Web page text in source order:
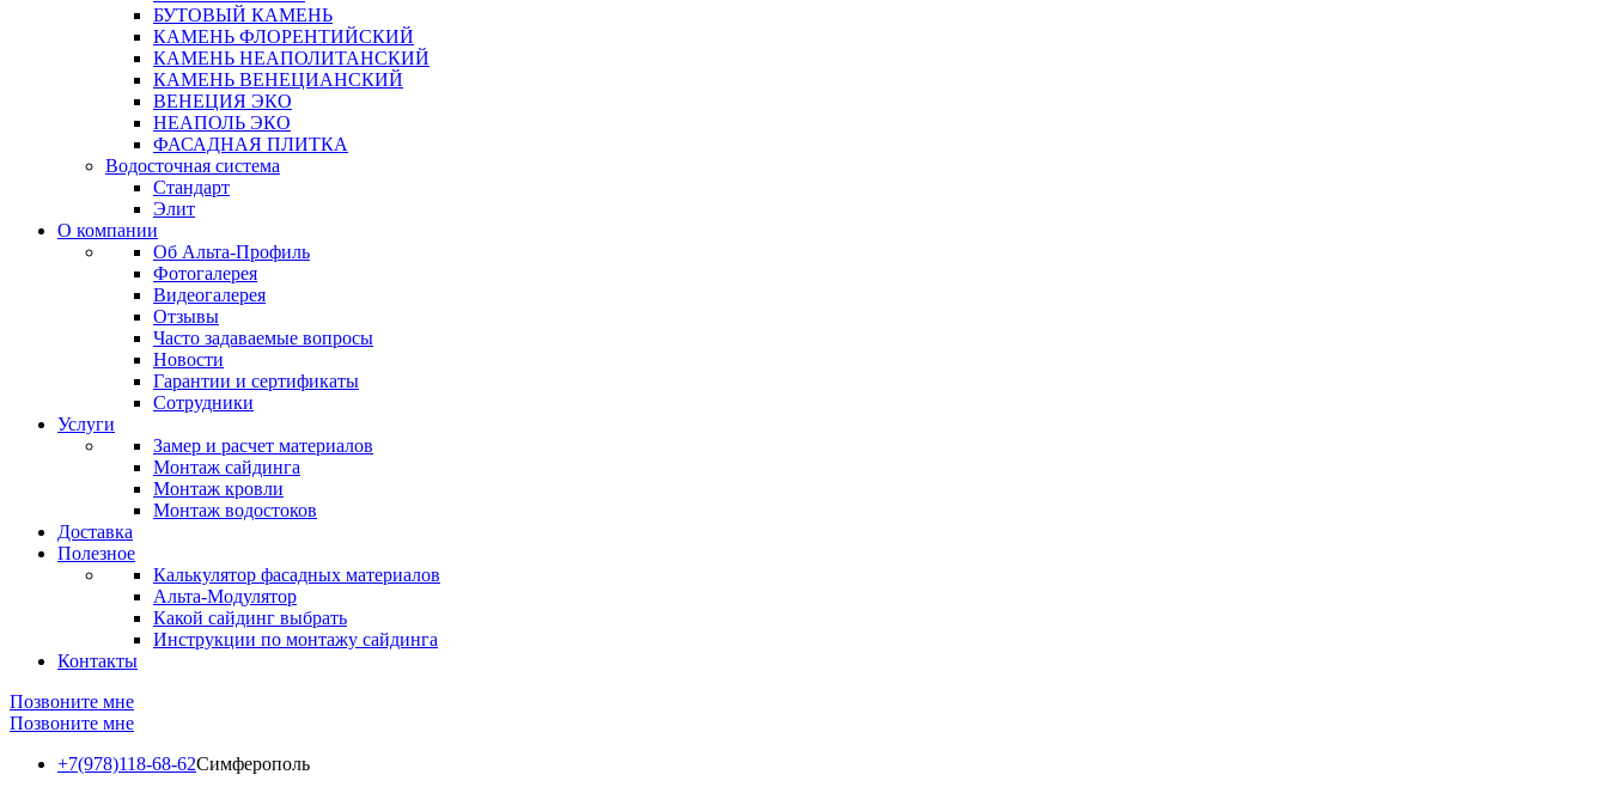
БУТОВЫЙ КАМЕНЬ
КАМЕНЬ ФЛОРЕНТИЙСКИЙ
КАМЕНЬ НЕАПОЛИТАНСКИЙ
КАМЕНЬ ВЕНЕЦИАНСКИЙ
ВЕНЕЦИЯ ЭКО
НЕАПОЛЬ ЭКО
ФАСАДНАЯ ПЛИТКА
Водосточная система
Стандарт
Элит
О компании
Об Альта-Профиль
Фотогалерея
Видеогалерея
Отзывы
Часто задаваемые вопросы
Новости
Гарантии и сертификаты
Сотрудники
Услуги
Замер и расчет материалов
Монтаж сайдинга
Монтаж кровли
Монтаж водостоков
Доставка
Полезное
Калькулятор фасадных материалов
Альта-Модулятор
Какой сайдинг выбрать
Инструкции по монтажу сайдинга
Контакты
Позвоните мне
Позвоните мне
+7(978)118-68-62Симферополь